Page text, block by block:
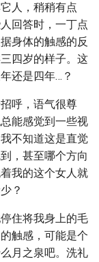
人，稍稍有点
回答时，一丁点
身体的触感的反
四岁的样子。这
还是四年…？
呼，语气很尊
能感觉到一些视
不知道这是直觉
，甚至哪个方向
我的这个女人就
？
住将我身上的毛
触感，可能是个
月之泉吧。洗礼